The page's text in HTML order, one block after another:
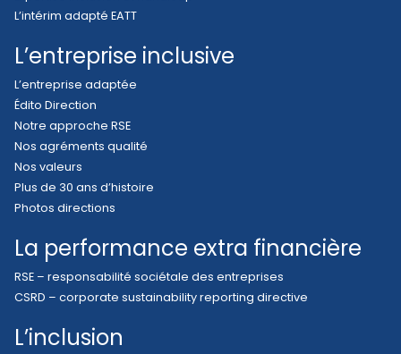
L’intérim adapté EATT
L’entreprise inclusive
L’entreprise adaptée
Édito Direction
Notre approche RSE
Nos agréments qualité
Nos valeurs
Plus de 30 ans d’histoire
Photos directions
La performance extra financière
RSE – responsabilité sociétale des entreprises
CSRD – corporate sustainability reporting directive
L’inclusion